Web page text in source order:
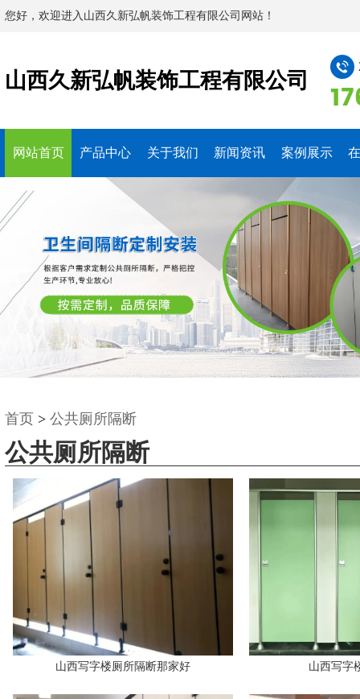
您好，欢迎进入山西久新弘帆装饰工程有限公司网站！
山西久新弘帆装饰工程有限公司
网站首页 产品中心 关于我们 新闻资讯 案例展示
首页 > 公共厕所隔断
公共厕所隔断
山西写字楼厕所隔断那家好 山西写字